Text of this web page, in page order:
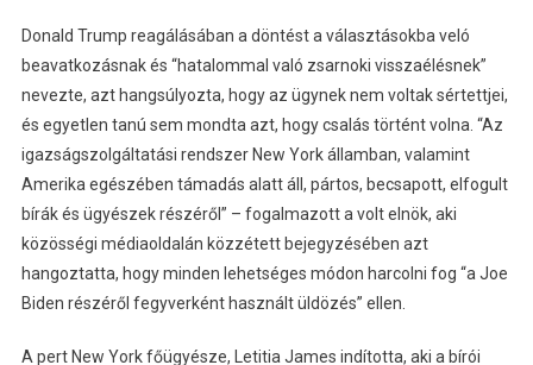
Donald Trump reagálásában a döntést a választásokba veló
beavatkozásnak és “hatalommal való zsarnoki visszaélésnek”
nevezte, azt hangsúlyozta, hogy az ügynek nem voltak sértettjei,
és egyetlen tanú sem mondta azt, hogy csalás történt volna. “Az
igazságszolgáltatási rendszer New York államban, valamint
Amerika egészében támadás alatt áll, pártos, becsapott, elfogult
bírák és ügyészek részéről” – fogalmazott a volt elnök, aki
közösségi médiaoldalán közzétett bejegyzésében azt
hangoztatta, hogy minden lehetséges módon harcolni fog “a Joe
Biden részéről fegyverként használt üldözés” ellen.
A pert New York főügyésze, Letitia James indította, aki a bírói